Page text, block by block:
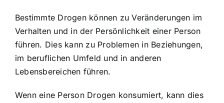
Bestimmte Drogen können zu Veränderungen im
Verhalten und in der Persönlichkeit einer Person
führen. Dies kann zu Problemen in Beziehungen,
im beruflichen Umfeld und in anderen
Lebensbereichen führen.
Wenn eine Person Drogen konsumiert, kann dies